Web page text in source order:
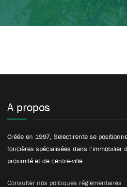
A propos
Créée en 1997, Selectirente se
foncières spécialisées dans l’immobilier
proximité et de centre-ville.
Consulter nos politiques réglementaires